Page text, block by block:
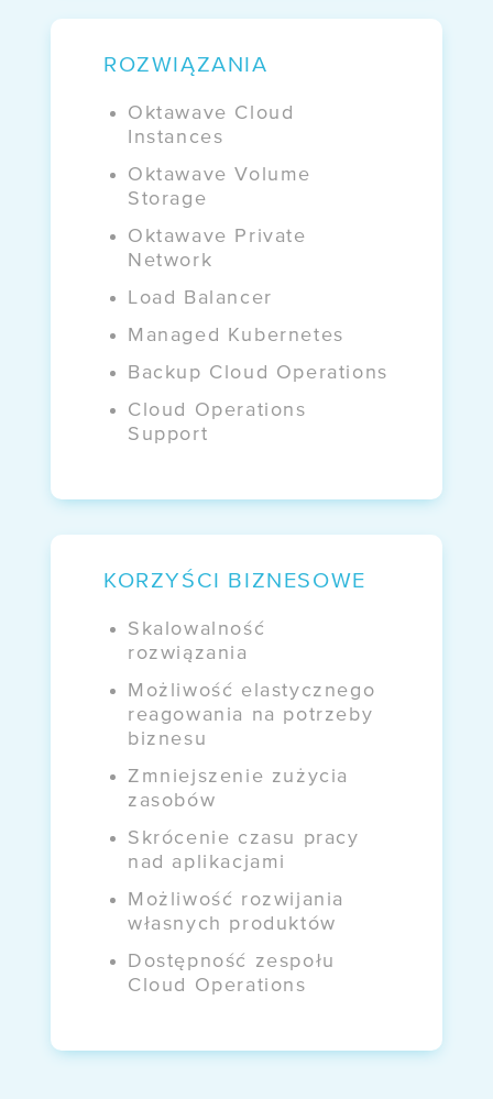
BLOG
Kto naprawdę
kontroluje Twoje dane?
WEBINARY
NIS 2 i UKSC
bez komplikacji
ROZWIĄZANIA
Oktawave Cloud
Instances
Oktawave Volume
Storage
Oktawave Private
Network
Load Balancer
Managed Kubernetes
Backup Cloud Operations
Cloud Operations
Support
KORZYŚCI BIZNESOWE
Skalowalność
rozwiązania
Możliwość elastycznego
reagowania na potrzeby
biznesu
Zmniejszenie zużycia
zasobów
Skrócenie czasu pracy
nad aplikacjami
Możliwość rozwijania
własnych produktów
Dostępność zespołu
Cloud Operations